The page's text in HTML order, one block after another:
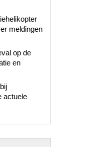
meldingen
op de
en
actuele